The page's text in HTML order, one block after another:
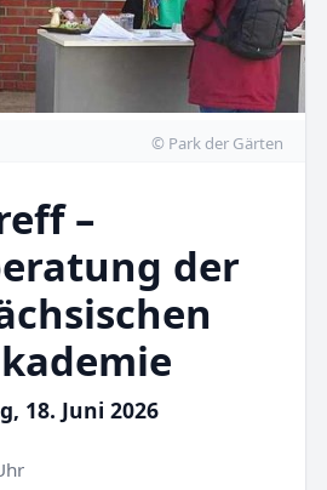
© Park der Gärten
–
der
18. Juni 2026